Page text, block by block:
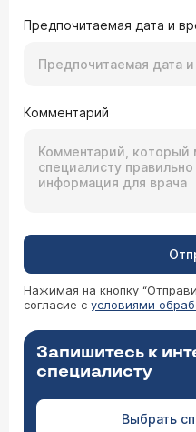
Предпочитаемая дата и
Комментарий
Нажимая на кнопку
согласие с условиями
Запишитесь к
специалисту
Выбрать